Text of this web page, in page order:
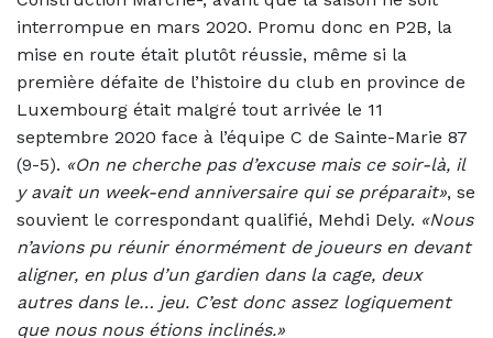
interrompue en mars 2020. Promu donc en P2B, la
mise en route était plutôt réussie, même si la
première défaite de l’histoire du club en province de
Luxembourg était malgré tout arrivée le 11
septembre 2020 face à l’équipe C de Sainte-Marie 87
(9-5). «On ne cherche pas d’excuse mais ce soir-là, il
y avait un week-end anniversaire qui se préparait», se
souvient le correspondant qualifié, Mehdi Dely. «Nous
n’avions pu réunir énormément de joueurs en devant
aligner, en plus d’un gardien dans la cage, deux
autres dans le… jeu. C’est donc assez logiquement
que nous nous étions inclinés.»